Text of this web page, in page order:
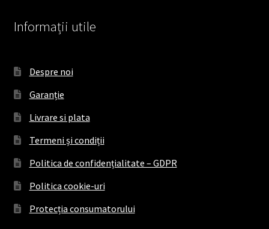
Informații utile
Despre noi
Garanție
Livrare si plata
Termeni și condiții
Politica de confidențialitate – GDPR
Politica cookie-uri
Protecția consumatorului